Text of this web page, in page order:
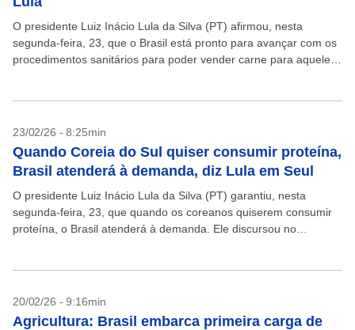
O presidente Luiz Inácio Lula da Silva (PT) afirmou, nesta
segunda-feira, 23, que o Brasil está pronto para avançar com os
procedimentos sanitários para poder vender carne para aquele
23/02/26 - 8:25min
Quando Coreia do Sul quiser consumir proteína,
Brasil atenderá à demanda, diz Lula em Seul
O presidente Luiz Inácio Lula da Silva (PT) garantiu, nesta
segunda-feira, 23, que quando os coreanos quiserem consumir
proteína, o Brasil atenderá à demanda. Ele discursou no
20/02/26 - 9:16min
Agricultura: Brasil embarca primeira carga de